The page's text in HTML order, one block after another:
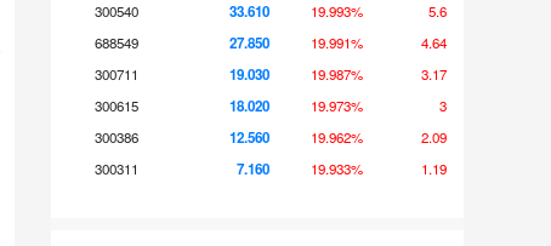
300540
33.610 19.993%
5.6
688549
27.850 19.991%
4.64
300711
19.030 19.987%
3.17
300615
18.020 19.973%
3
300386
12.560 19.962%
2.09
300311
7.160 19.933% 1.19